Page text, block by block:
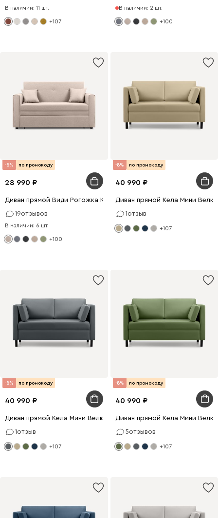
В наличии: 11 шт.
+107
В наличии: 2 шт.
+100
-8% по промокоду
28 990
Диван прямой Види Рогожка Кремовый
19отзывов
В наличии: 6 шт.
+100
-8% по промокоду
40 990
Диван прямой Кела Мини
1отзыв
+107
-8% по промокоду
40 990
Диван прямой Кела Мини Велюр Графитовый
1отзыв
+107
-8% по промокоду
40 990
Диван прямой Кела Мини
5отзывов
+107